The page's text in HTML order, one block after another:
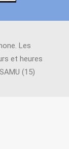
Les
et heures
(15)